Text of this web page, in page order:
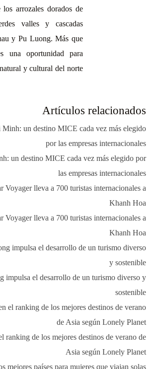
los arrozales dorados de
valles y cascadas
y Pu Luong. Más que
una oportunidad para
y cultural del norte
Artículos relacionados
un destino MICE cada vez más elegido por
las empresas internacionales
Voyager lleva a 700 turistas internacionales a
Khanh Hoa
impulsa el desarrollo de un turismo diverso y
sostenible
ranking de los mejores destinos de verano de
Asia según Lonely Planet